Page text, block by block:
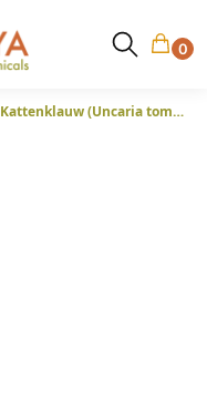
0
Kattenklauw (Uncaria tomentosa) – Kruidenpoeder